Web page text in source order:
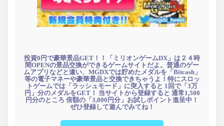
投資0円で豪華景品GET！！「ミリオンゲームDX」は２４時
間OPENの景品交換ができるゲームサイトだよ。普通のゲー
ムアプリなどと違い、MGDXでは貯めたメダルを「Bitcash」
等の電子マネーや豪華景品と交換できちゃうよ！特にスロッ
トゲームでは「ラッシュモード」に突入すると 1回で「3万
円」分のメダルをGET！ 当サイトから登録すると 通常1,500
円分のところ 倍額の「3,000円分」お試しポイント進呈中！
ぜひ登録して遊んでみてね！